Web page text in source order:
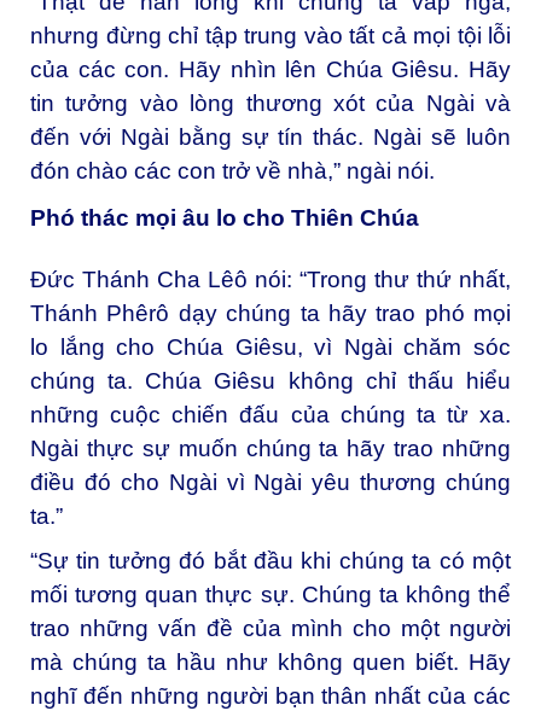
nhưng đừng chỉ tập trung vào tất cả mọi tội lỗi
của các con. Hãy nhìn lên Chúa Giêsu. Hãy
tin tưởng vào lòng thương xót của Ngài và
đến với Ngài bằng sự tín thác. Ngài sẽ luôn
đón chào các con trở về nhà,” ngài nói.
Phó thác mọi âu lo cho Thiên Chúa
Đức Thánh Cha Lêô nói: “Trong thư thứ nhất,
Thánh Phêrô dạy chúng ta hãy trao phó mọi
lo lắng cho Chúa Giêsu, vì Ngài chăm sóc
chúng ta. Chúa Giêsu không chỉ thấu hiểu
những cuộc chiến đấu của chúng ta từ xa.
Ngài thực sự muốn chúng ta hãy trao những
điều đó cho Ngài vì Ngài yêu thương chúng
ta.”
“Sự tin tưởng đó bắt đầu khi chúng ta có một
mối tương quan thực sự. Chúng ta không thể
trao những vấn đề của mình cho một người
mà chúng ta hầu như không quen biết. Hãy
nghĩ đến những người bạn thân nhất của các